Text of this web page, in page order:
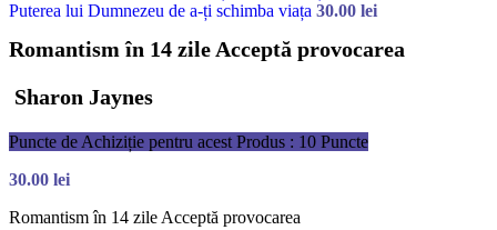
Puterea lui Dumnezeu de a-ți schimba viața 30.00 lei
Romantism în 14 zile Acceptă provocarea
Sharon Jaynes
Puncte de Achiziție pentru acest Produs : 10 Puncte
30.00 lei
Romantism în 14 zile Acceptă provocarea